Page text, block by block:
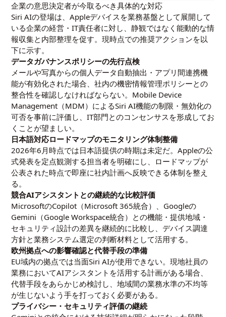
企業の意思決定者が今取るべき具体的な対応
Siri AIの登場は、Appleデバイスを業務基盤として展開して
いる企業の経営・IT責任者に対し、静観ではなく能動的な情
報収集と内部整理を促す。現時点での推奨アクションを以
下に示す。
データガバナンスポリシーの先行点検
メールや写真からの個人データ自動抽出・アプリ間連携機
能が有効化された場合、社内の機密情報管理ポリシーとの
整合性を確認しなければならない。Mobile Device
Management（MDM）によるSiri AI機能の制限・無効化の
可否を事前に評価し、IT部門とのコンセンサスを形成してお
くことが望ましい。
日本語対応ロードマップのモニタリング体制整備
2026年6月時点では日本語提供の時期は未定だ。Appleの公
式発表を定点観測する担当者を明確にし、ロードマップが
公表された時点で即座に社内計画へ反映できる体制を整え
る。
競合AIアシスタントとの継続的な比較評価
MicrosoftのCopilot（Microsoft 365統合）、Googleの
Gemini（Google Workspace統合）との機能・提供地域・
セキュリティ設計の差異を継続的に比較し、デバイス調達
方針と業務システム選定の判断材料として活用する。
欧州拠点への影響確認と代替手段の準備
EU域内の拠点では当面Siri AIが使用できない。現地社員の
業務においてAIアシスタントを活用する計画がある場合、
代替手段をあらかじめ検討し、地域間の業務水準の不均等
が生じないよう手を打っておく必要がある。
プライバシー・セキュリティ評価の継続